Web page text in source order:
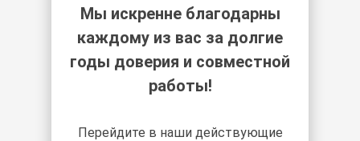
Мы искренне благодарны
каждому из вас за долгие
годы доверия и совместной
работы!
Перейдите в наши действующие